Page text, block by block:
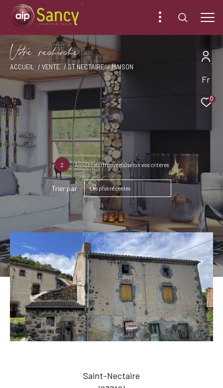
Fr
0
Vore recece
ACCUEIL VENTE ST NECTAIRE MAISON
2 Annonce(s) trouvée(s) selon vos critères
Trier par Les plus récentes
Saint-Nectaire